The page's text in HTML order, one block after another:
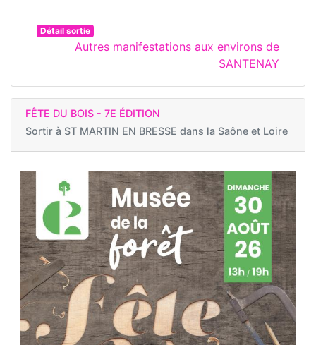
Détail sortie
Autres manifestations aux environs de
SANTENAY
FÊTE DU BOIS - 7E ÉDITION
Sortir à ST MARTIN EN BRESSE dans la Saône et Loire